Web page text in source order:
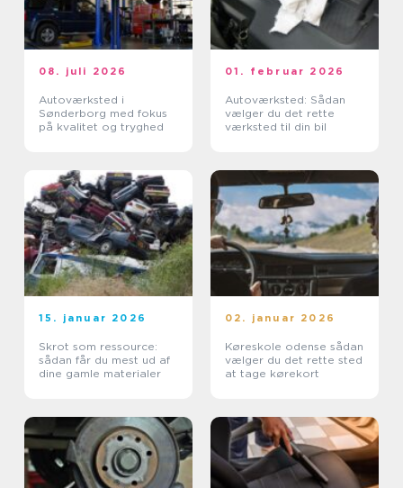
08. juli 2026
Autoværksted i
Sønderborg med fokus
på kvalitet og tryghed
01. februar 2026
Autoværksted: Sådan
vælger du det rette
værksted til din bil
15. januar 2026
Skrot som ressource:
sådan får du mest ud af
dine gamle materialer
02. januar 2026
Køreskole odense sådan
vælger du det rette sted
at tage kørekort